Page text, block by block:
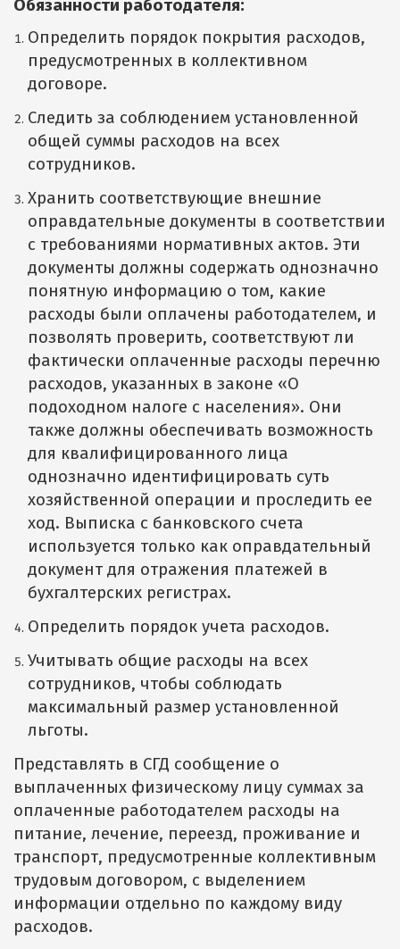
Обязанности работодателя:
Определить порядок покрытия расходов,
предусмотренных в коллективном
договоре.
Следить за соблюдением установленной
общей суммы расходов на всех
сотрудников.
Хранить соответствующие внешние
оправдательные документы в соответствии
с требованиями нормативных актов. Эти
документы должны содержать однозначно
понятную информацию о том, какие
расходы были оплачены работодателем, и
позволять проверить, соответствуют ли
фактически оплаченные расходы перечню
расходов, указанных в законе «О
подоходном налоге с населения». Они
также должны обеспечивать возможность
для квалифицированного лица
однозначно идентифицировать суть
хозяйственной операции и проследить ее
ход. Выписка с банковского счета
используется только как оправдательный
документ для отражения платежей в
бухгалтерских регистрах.
Определить порядок учета расходов.
Учитывать общие расходы на всех
сотрудников, чтобы соблюдать
максимальный размер установленной
льготы.
Представлять в СГД сообщение о
выплаченных физическому лицу суммах за
оплаченные работодателем расходы на
питание, лечение, переезд, проживание и
транспорт, предусмотренные коллективным
трудовым договором, с выделением
информации отдельно по каждому виду
расходов.